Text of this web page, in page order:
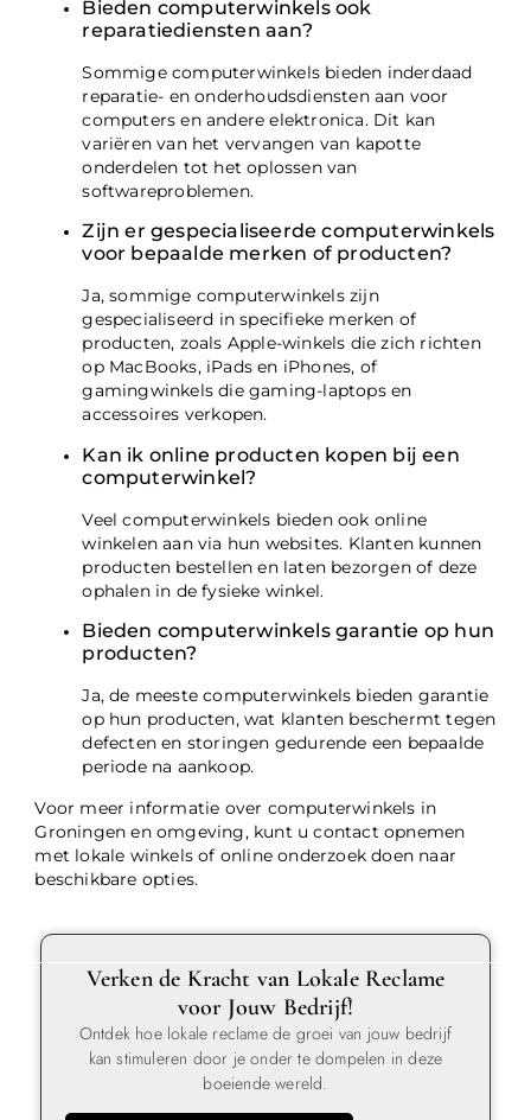
Bieden computerwinkels ook
reparatiediensten aan?
Sommige computerwinkels bieden inderdaad
reparatie- en onderhoudsdiensten aan voor
computers en andere elektronica. Dit kan
variëren van het vervangen van kapotte
onderdelen tot het oplossen van
softwareproblemen.
Zijn er gespecialiseerde computerwinkels
voor bepaalde merken of producten?
Ja, sommige computerwinkels zijn
gespecialiseerd in specifieke merken of
producten, zoals Apple-winkels die zich richten
op MacBooks, iPads en iPhones, of
gamingwinkels die gaming-laptops en
accessoires verkopen.
Kan ik online producten kopen bij een
computerwinkel?
Veel computerwinkels bieden ook online
winkelen aan via hun websites. Klanten kunnen
producten bestellen en laten bezorgen of deze
ophalen in de fysieke winkel.
Bieden computerwinkels garantie op hun
producten?
Ja, de meeste computerwinkels bieden garantie
op hun producten, wat klanten beschermt tegen
defecten en storingen gedurende een bepaalde
periode na aankoop.
Voor meer informatie over computerwinkels in
Groningen en omgeving, kunt u contact opnemen
met lokale winkels of online onderzoek doen naar
beschikbare opties.
Verken de Kracht van Lokale Reclame
voor Jouw Bedrijf!
Ontdek hoe lokale reclame de groei van jouw bedrijf
kan stimuleren door je onder te dompelen in deze
boeiende wereld.